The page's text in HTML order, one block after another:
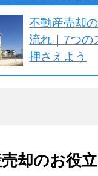
不動産売却
流れ｜7つの
押さえよう
却のお役